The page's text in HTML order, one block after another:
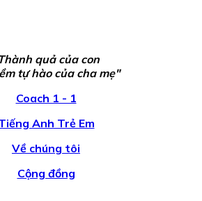
quả của con
tự hào của cha mẹ"
Coach 1 - 1
Anh Trẻ Em
Về chúng tôi
Cộng đồng